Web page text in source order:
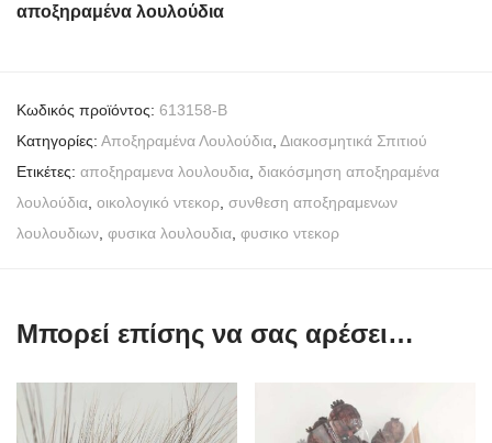
αποξηραμένα λουλούδια
Κωδικός προϊόντος: 613158-B
Κατηγορίες: Αποξηραμένα Λουλούδια Διακοσμητικά Σπιτιού
Ετικέτες: αποξηραμενα λουλουδια διακόσμηση αποξηραμένα
λουλούδια οικολογικό ντεκορ συνθεση αποξηραμενων
λουλουδιων φυσικα λουλουδια φυσικο ντεκορ
Μπορεί επίσης να σας αρέσει…